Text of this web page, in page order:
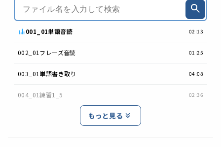
001_01単語音読 02:13
002_01フレーズ音読 01:25
003_01単語書き取り 04:08
004_01練習1_5 02:36
もっと見る